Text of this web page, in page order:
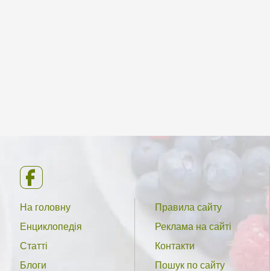
На головну
Енциклопедія
Статті
Блоги
Правила сайту
Реклама на сайті
Контакти
Пошук по сайту